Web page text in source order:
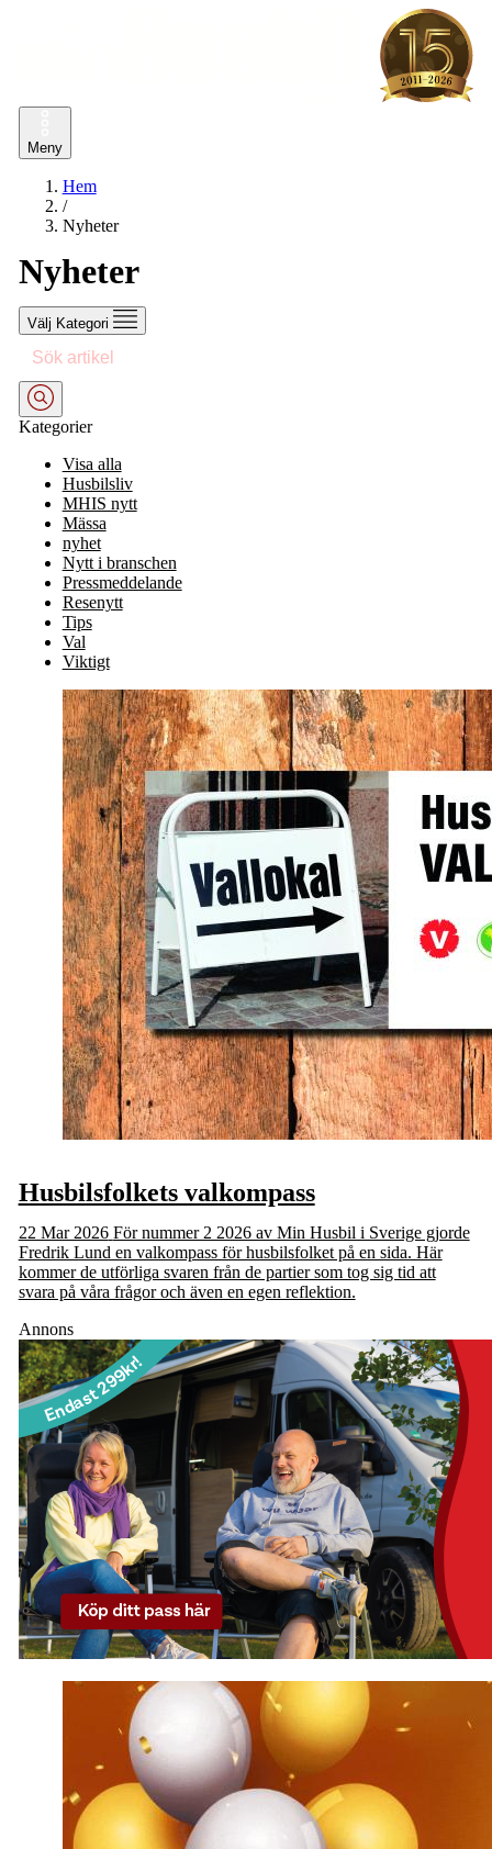
Meny
Hem
/
Nyheter
Nyheter
Välj Kategori
Kategorier
Visa alla
Husbilsliv
MHIS nytt
Mässa
nyhet
Nytt i branschen
Pressmeddelande
Resenytt
Tips
Val
Viktigt
Husbilsfolkets valkompass
22 Mar 2026 För nummer 2 2026 av Min Husbil i Sverige gjorde
Fredrik Lund en valkompass för husbilsfolket på en sida. Här
kommer de utförliga svaren från de partier som tog sig tid att
svara på våra frågor och även en egen reflektion.
Annons